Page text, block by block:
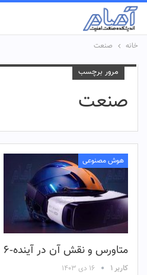
خانه صنعت
مرور برچسب
صنعت
هوش مصنوعی
متاورس و نقش آن در آینده-۶
کاربر ۱ ۱۶ دی ۱۴۰۳